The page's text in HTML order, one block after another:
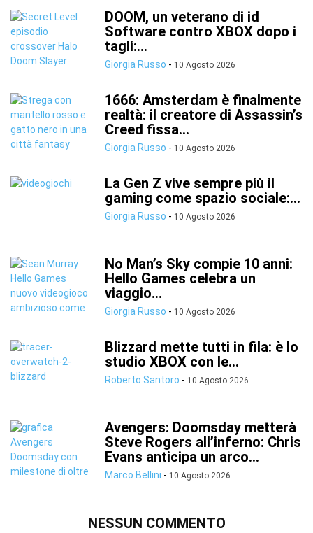
DOOM, un veterano di id
Software contro XBOX dopo i
tagli:...
Giorgia Russo - 10 Agosto 2026
1666: Amsterdam è finalmente
realtà: il creatore di Assassin’s
Creed fissa...
Giorgia Russo - 10 Agosto 2026
La Gen Z vive sempre più il
gaming come spazio sociale:...
Giorgia Russo - 10 Agosto 2026
No Man’s Sky compie 10 anni:
Hello Games celebra un
viaggio...
Giorgia Russo - 10 Agosto 2026
Blizzard mette tutti in fila: è lo
studio XBOX con le...
Roberto Santoro - 10 Agosto 2026
Avengers: Doomsday metterà
Steve Rogers all’inferno: Chris
Evans anticipa un arco...
Marco Bellini - 10 Agosto 2026
NESSUN COMMENTO